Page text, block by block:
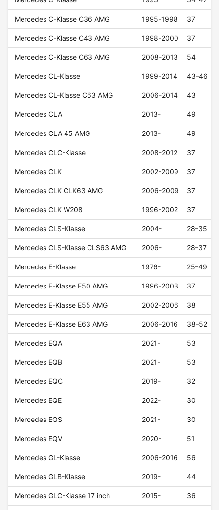
Mercedes C-Klasse C36 AMG 1995-1998 37
Mercedes C-Klasse C43 AMG 1998-2000 37
Mercedes C-Klasse C63 AMG 2008-2013 54
Mercedes CL-Klasse 1999-2014 43–46
Mercedes CL-Klasse C63 AMG 2006-2014 43
Mercedes CLA 2013- 49
Mercedes CLA 45 AMG 2013- 49
Mercedes CLC-Klasse 2008-2012 37
Mercedes CLK 2002-2009 37
Mercedes CLK CLK63 AMG 2006-2009 37
Mercedes CLK W208 1996-2002 37
Mercedes CLS-Klasse 2004- 28–35
Mercedes CLS-Klasse CLS63 AMG 2006- 28–37
Mercedes E-Klasse 1976- 25–49
Mercedes E-Klasse E50 AMG 1996-2003 37
Mercedes E-Klasse E55 AMG 2002-2006 38
Mercedes E-Klasse E63 AMG 2006-2016 38–52
Mercedes EQA 2021- 53
Mercedes EQB 2021- 53
Mercedes EQC 2019- 32
Mercedes EQE 2022- 30
Mercedes EQS 2021- 30
Mercedes EQV 2020- 51
Mercedes GL-Klasse 2006-2016 56
Mercedes GLB-Klasse 2019- 44
Mercedes GLC-Klasse 17 inch 2015- 36